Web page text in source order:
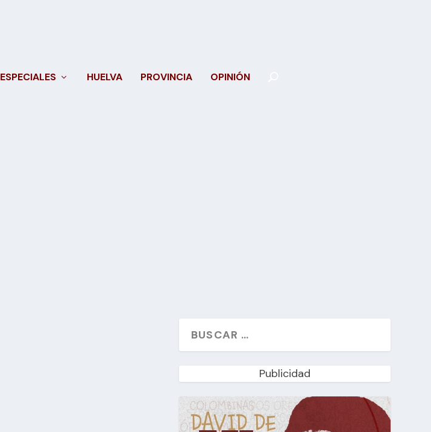
ESPECIALES HUELVA PROVINCIA OPINIÓN
Publicidad